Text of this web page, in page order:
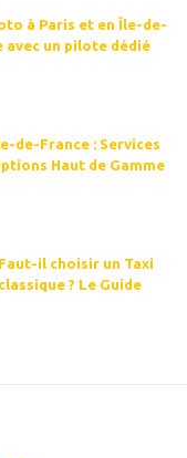
à Paris et en Île-de-
avec un pilote dédié
de-France : Services
Haut de Gamme
il choisir un Taxi
? Le Guide